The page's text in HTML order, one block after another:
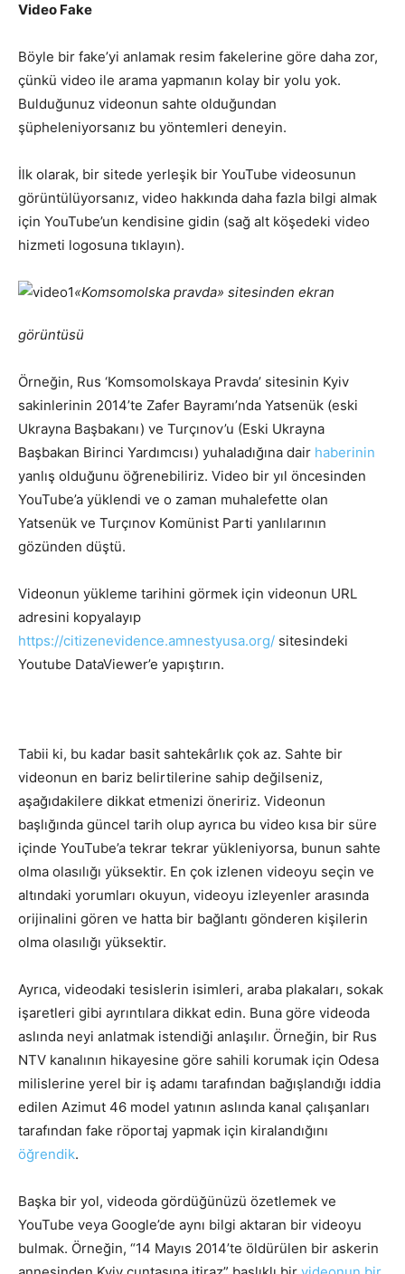
Video Fake
Böyle bir fake’yi anlamak resim fakelerine göre daha zor,
çünkü video ile arama yapmanın kolay bir yolu yok.
Bulduğunuz videonun sahte olduğundan
şüpheleniyorsanız bu yöntemleri deneyin.
İlk olarak, bir sitede yerleşik bir YouTube videosunun
görüntülüyorsanız, video hakkında daha fazla bilgi almak
için YouTube’un kendisine gidin (sağ alt köşedeki video
hizmeti logosuna tıklayın).
«Komsomolska pravda» sitesinden ekran
görüntüsü
Örneğin, Rus ‘Komsomolskaya Pravda’ sitesinin Kyiv
sakinlerinin 2014’te Zafer Bayramı’nda Yatsenük (eski
Ukrayna Başbakanı) ve Turçınov’u (Eski Ukrayna
Başbakan Birinci Yardımcısı) yuhaladığına dair haberinin
yanlış olduğunu öğrenebiliriz. Video bir yıl öncesinden
YouTube’a yüklendi ve o zaman muhalefette olan
Yatsenük ve Turçınov Komünist Parti yanlılarının
gözünden düştü.
Videonun yükleme tarihini görmek için videonun URL
adresini kopyalayıp
https://citizenevidence.amnestyusa.org/ sitesindeki
Youtube DataViewer’e yapıştırın.
Tabii ki, bu kadar basit sahtekârlık çok az. Sahte bir
videonun en bariz belirtilerine sahip değilseniz,
aşağıdakilere dikkat etmenizi öneririz. Videonun
başlığında güncel tarih olup ayrıca bu video kısa bir süre
içinde YouTube’a tekrar tekrar yükleniyorsa, bunun sahte
olma olasılığı yüksektir. En çok izlenen videoyu seçin ve
altındaki yorumları okuyun, videoyu izleyenler arasında
orijinalini gören ve hatta bir bağlantı gönderen kişilerin
olma olasılığı yüksektir.
Ayrıca, videodaki tesislerin isimleri, araba plakaları, sokak
işaretleri gibi ayrıntılara dikkat edin. Buna göre videoda
aslında neyi anlatmak istendiği anlaşılır. Örneğin, bir Rus
NTV kanalının hikayesine göre sahili korumak için Odesa
milislerine yerel bir iş adamı tarafından bağışlandığı iddia
edilen Azimut 46 model yatının aslında kanal çalışanları
tarafından fake röportaj yapmak için kiralandığını
öğrendik.
Başka bir yol, videoda gördüğünüzü özetlemek ve
YouTube veya Google’de aynı bilgi aktaran bir videoyu
bulmak. Örneğin, “14 Mayıs 2014’te öldürülen bir askerin